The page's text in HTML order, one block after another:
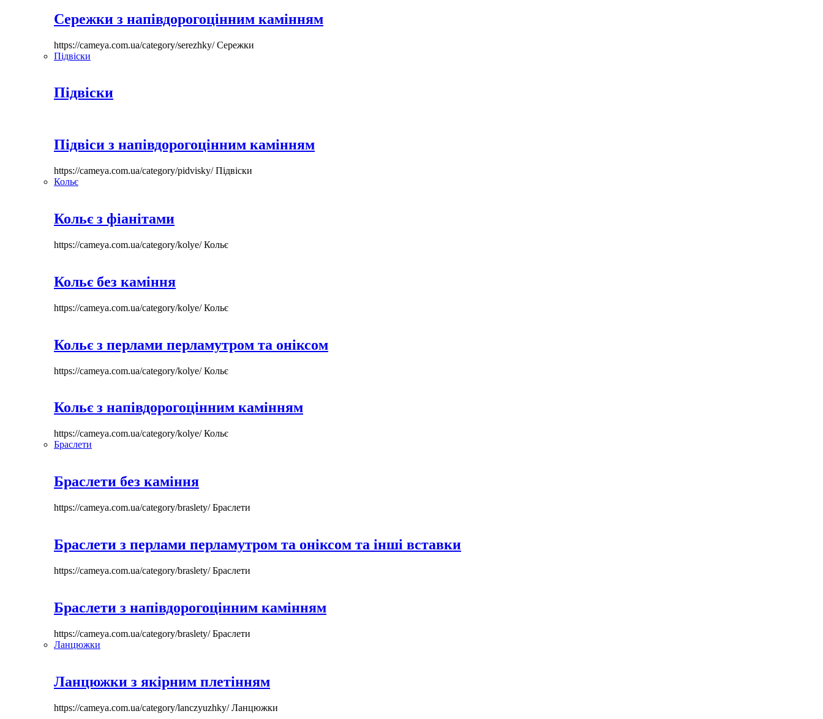
Сережки з напівдорогоцінним камінням
https://cameya.com.ua/category/serezhky/Сережки
Підвіски
Підвіски
Підвіси з напівдорогоцінним камінням
https://cameya.com.ua/category/pidvisky/Підвіски
Кольє
Кольє з фіанітами
https://cameya.com.ua/category/kolye/Кольє
Кольє без каміння
https://cameya.com.ua/category/kolye/Кольє
Кольє з перлами перламутром та оніксом
https://cameya.com.ua/category/kolye/Кольє
Кольє з напівдорогоцінним камінням
https://cameya.com.ua/category/kolye/Кольє
Браслети
Браслети без каміння
https://cameya.com.ua/category/braslety/Браслети
Браслети з перлами перламутром та оніксом та інші вставки
https://cameya.com.ua/category/braslety/Браслети
Браслети з напівдорогоцінним камінням
https://cameya.com.ua/category/braslety/Браслети
Ланцюжки
Ланцюжки з якірним плетінням
https://cameya.com.ua/category/lanczyuzhky/Ланцюжки